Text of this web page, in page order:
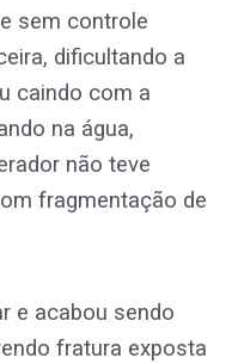
sem controle
dificultando a
caindo com a
na água,
não teve
fragmentação de
e acabou sendo
fratura exposta